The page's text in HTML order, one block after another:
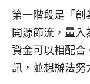
第一階段是「創
開源節流，量
資金可以相配合
訊，並想辦法努